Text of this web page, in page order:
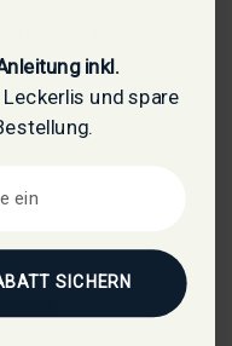
verklebt!
inkl.
und spare
SICHERN